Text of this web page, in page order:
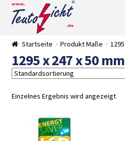
Zur
Navigation
springen
Springe
zum
Startseite Produkt Maße
1295 x 247 x 50 mm
Einzelnes Ergebnis wird angezeigt